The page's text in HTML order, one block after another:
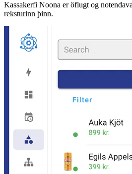
Kassakerfi Noona er öflugt og
reksturinn þinn.